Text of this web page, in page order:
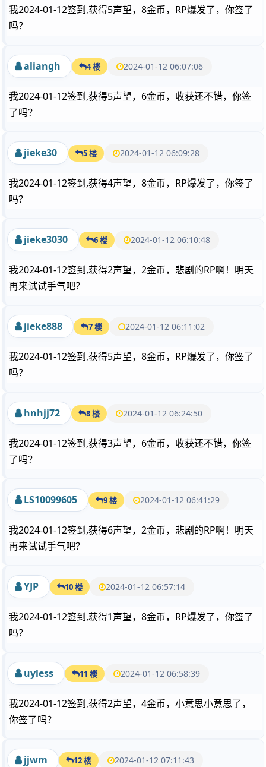
我2024-01-12签到,获得5声望，8金币，RP爆发了，你签了
吗？
aliangh 4 楼 2024-01-12 06:07:06
我2024-01-12签到,获得5声望，6金币，收获还不错，你签
了吗？
jieke30 5 楼 2024-01-12 06:09:28
我2024-01-12签到,获得4声望，8金币，RP爆发了，你签了
吗？
jieke3030 6 楼 2024-01-12 06:10:48
我2024-01-12签到,获得2声望，2金币，悲剧的RP啊！明天
再来试试手气吧？
jieke888 7 楼 2024-01-12 06:11:02
我2024-01-12签到,获得5声望，8金币，RP爆发了，你签了
吗？
hnhjj72 8 楼 2024-01-12 06:24:50
我2024-01-12签到,获得3声望，6金币，收获还不错，你签
了吗？
LS10099605 9 楼 2024-01-12 06:41:29
我2024-01-12签到,获得6声望，2金币，悲剧的RP啊！明天
再来试试手气吧？
YJP 10 楼 2024-01-12 06:57:14
我2024-01-12签到,获得1声望，8金币，RP爆发了，你签了
吗？
uyless 11 楼 2024-01-12 06:58:39
我2024-01-12签到,获得2声望，4金币，小意思小意思了，
你签了吗？
jjwm 12 楼 2024-01-12 07:11:43